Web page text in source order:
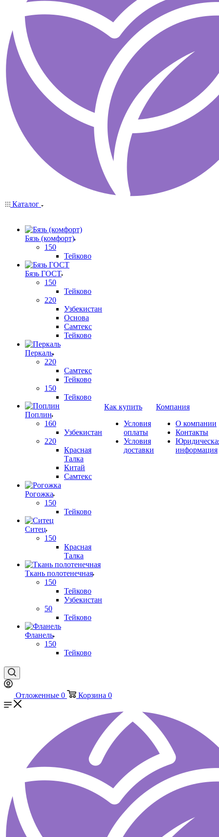
Каталог
Бязь (комфорт)
150
Тейково
Бязь ГОСТ
150
Тейково
220
Узбекистан
Основа
Самтекс
Тейково
Перкаль
220
Самтекс
Тейково
150
Тейково
Поплин
160
Узбекистан
220
Красная
Талка
Китай
Самтекс
Рогожка
150
Тейково
Ситец
150
Красная
Талка
Ткань полотенечная
150
Тейково
Узбекистан
50
Тейково
Фланель
150
Тейково
Как купить
Условия
оплаты
Условия
доставки
Компания
О компании
Контакты
информация
Отложенные 0 Корзина 0